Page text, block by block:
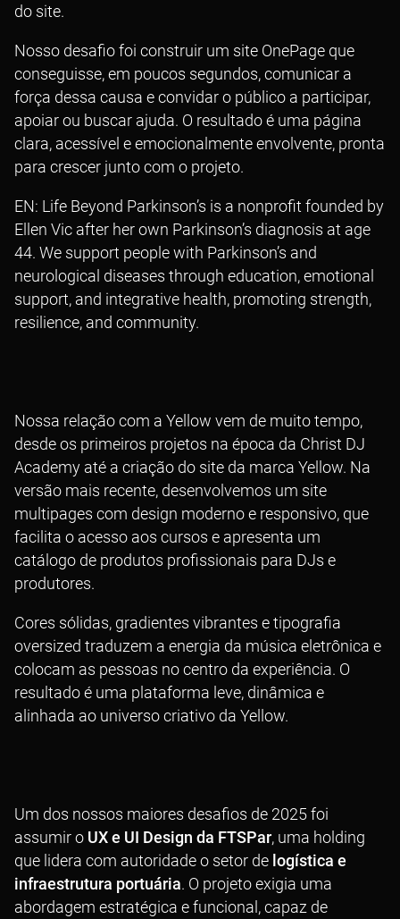
do site.
Nosso desafio foi construir um site OnePage que
conseguisse, em poucos segundos, comunicar a
força dessa causa e convidar o público a participar,
apoiar ou buscar ajuda. O resultado é uma página
clara, acessível e emocionalmente envolvente, pronta
para crescer junto com o projeto.
EN: Life Beyond Parkinson’s is a nonprofit founded by
Ellen Vic after her own Parkinson’s diagnosis at age
44. We support people with Parkinson’s and
neurological diseases through education, emotional
support, and integrative health, promoting strength,
resilience, and community.
Nossa relação com a Yellow vem de muito tempo,
desde os primeiros projetos na época da Christ DJ
Academy até a criação do site da marca Yellow. Na
versão mais recente, desenvolvemos um site
multipages com design moderno e responsivo, que
facilita o acesso aos cursos e apresenta um
catálogo de produtos profissionais para DJs e
produtores.
Cores sólidas, gradientes vibrantes e tipografia
oversized traduzem a energia da música eletrônica e
colocam as pessoas no centro da experiência. O
resultado é uma plataforma leve, dinâmica e
alinhada ao universo criativo da Yellow.
Um dos nossos maiores desafios de 2025 foi
assumir o UX e UI Design da FTSPar, uma holding
que lidera com autoridade o setor de logística e
infraestrutura portuária. O projeto exigia uma
abordagem estratégica e funcional, capaz de